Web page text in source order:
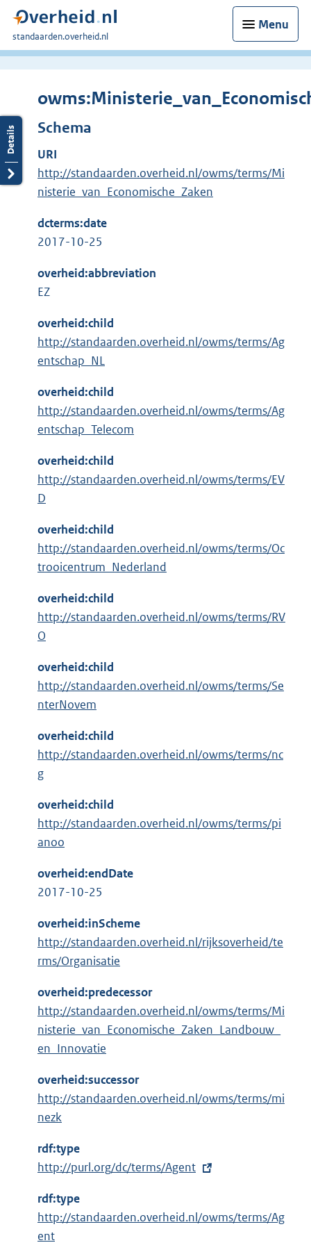
Menu
U
bent
standaarden.overheid.nl
Schema
URI
http://standaarden.overheid.nl/owms/terms/Mi
nisterie_van_Economische_Zaken
dcterms:date
2017-10-25
overheid:abbreviation
EZ
overheid:child
http://standaarden.overheid.nl/owms/terms/Ag
entschap_NL
overheid:child
http://standaarden.overheid.nl/owms/terms/Ag
entschap_Telecom
overheid:child
http://standaarden.overheid.nl/owms/terms/EV
D
overheid:child
http://standaarden.overheid.nl/owms/terms/Oc
trooicentrum_Nederland
overheid:child
http://standaarden.overheid.nl/owms/terms/RV
O
overheid:child
http://standaarden.overheid.nl/owms/terms/Se
nterNovem
overheid:child
http://standaarden.overheid.nl/owms/terms/nc
g
overheid:child
http://standaarden.overheid.nl/owms/terms/pi
anoo
overheid:endDate
2017-10-25
overheid:inScheme
http://standaarden.overheid.nl/rijksoverheid/te
rms/Organisatie
overheid:predecessor
http://standaarden.overheid.nl/owms/terms/Mi
nisterie_van_Economische_Zaken_Landbouw_
en_Innovatie
overheid:successor
http://standaarden.overheid.nl/owms/terms/mi
nezk
rdf:type
E
t
e
http://purl.org/dc/terms/Agent
rdf:type
http://standaarden.overheid.nl/owms/terms/Ag
ent